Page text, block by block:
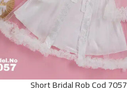
Short Bridal Rob Cod 7057